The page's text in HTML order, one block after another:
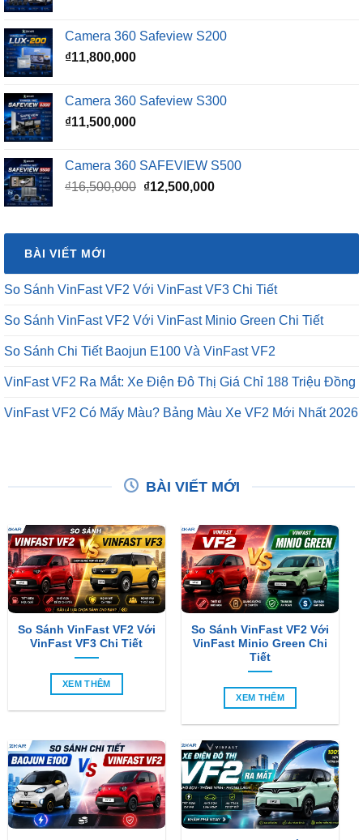
₫16,500,000.là:
Camera 360 Safeview S200
₫11,800,000
Camera 360 Safeview S300
₫11,500,000
Camera 360 SAFEVIEW S500
₫16,500,000 Giá
₫16,500,000.
₫12,500,000Giá
là:
BÀI VIẾT MỚI
So Sánh VinFast VF2 Với VinFast VF3 Chi Tiết
So Sánh VinFast VF2 Với VinFast Minio Green Chi Tiết
So Sánh Chi Tiết Baojun E100 Và VinFast VF2
VinFast VF2 Ra Mắt: Xe Điện Đô Thị Giá Chỉ 188 Triệu Đồng
VinFast VF2 Có Mấy Màu? Bảng Màu Xe VF2 Mới Nhất 2026
BÀI VIẾT MỚI
So Sánh VinFast VF2 Với
VinFast VF3 Chi Tiết
XEM THÊM
So Sánh VinFast VF2 Với
VinFast Minio Green Chi
Tiết
XEM THÊM